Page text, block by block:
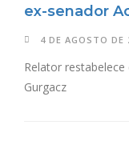
ex-senador
4 DE AGOSTO DE
Relator
Gurgacz